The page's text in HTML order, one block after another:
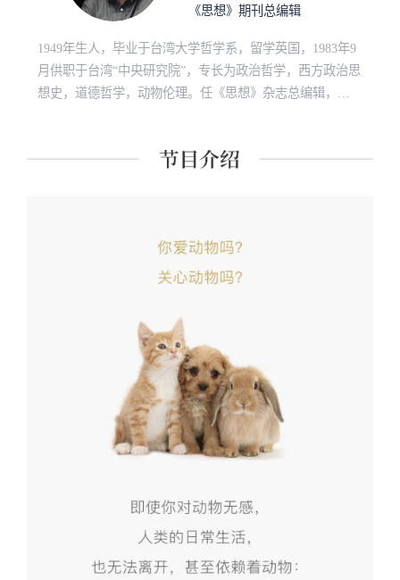
《思想》期刊总编辑
1949年生人，毕业于台湾大学哲学系，留学英国，1983年9
月供职于台湾“中央研究院”，专长为政治哲学，西方政治思
想史，道德哲学，动物伦理。任《思想》杂志总编辑，